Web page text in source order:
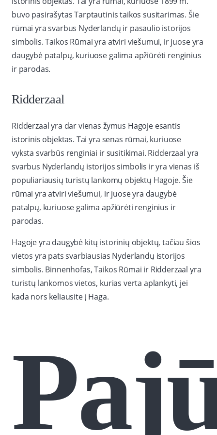
buvo pasirašytas Tarptautinis taikos susitarimas. Šie
rūmai yra svarbus Nyderlandų ir pasaulio istorijos
simbolis. Taikos Rūmai yra atviri viešumui, ir juose yra
daugybė patalpų, kuriuose galima apžiūrėti renginius
ir parodas.
Ridderzaal
Ridderzaal yra dar vienas žymus Hagoje esantis
istorinis objektas. Tai yra senas rūmai, kuriuose
vyksta svarbūs renginiai ir susitikimai. Ridderzaal yra
svarbus Nyderlandų istorijos simbolis ir yra vienas iš
populiariausių turistų lankomų objektų Hagoje. Šie
rūmai yra atviri viešumui, ir juose yra daugybė
patalpų, kuriuose galima apžiūrėti renginius ir
parodas.
Hagoje yra daugybė kitų istorinių objektų, tačiau šios
vietos yra pats svarbiausias Nyderlandų istorijos
simbolis. Binnenhofas, Taikos Rūmai ir Ridderzaal yra
turistų lankomos vietos, kurias verta aplankyti, jei
kada nors keliausite į Haga.